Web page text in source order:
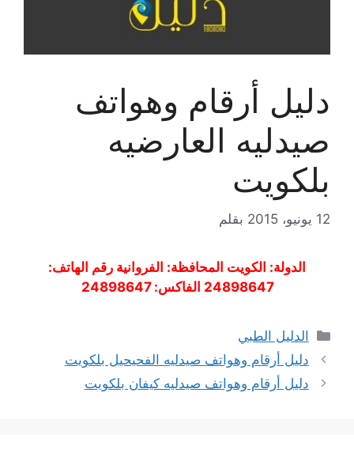
دليل أرقام وهواتف
صيدليه العارضيه
بلكويت
12 يونيو، 2015 بقلم
الدولة: الكويت المحافظة: الفروانية رقم الهاتف:
24898647 الفاكس: 24898647
التصنيفات
الدليل الطبي
دليل أرقام وهواتف صيدليه الفحيحيل بلكويت
دليل أرقام وهواتف صيدليه كيفان بلكويت